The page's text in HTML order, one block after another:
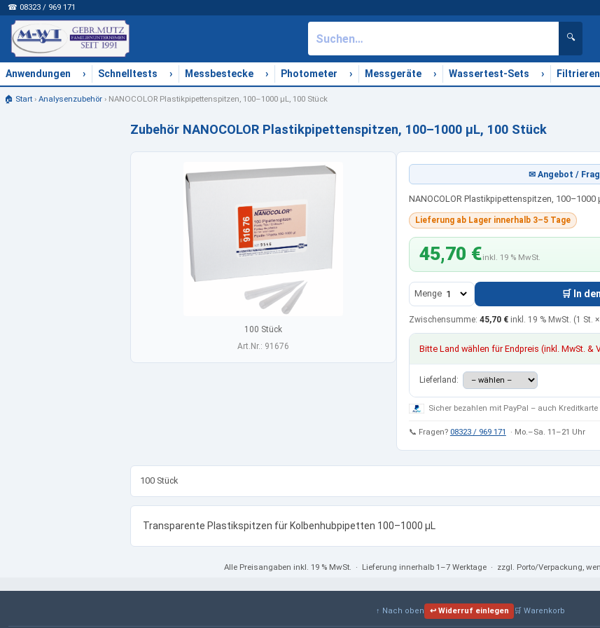
☎ 08323 / 969 171
🔍
Anwendungen › Schnelltests › Messbestecke › Photometer › Messgeräte › Wassertest-Sets › Filtrieren
🏠 Start› Analysenzubehör› NANOCOLOR Plastikpipettenspitzen, 100–1000 µL, 100 Stück
Zubehör NANOCOLOR Plastikpipettenspitzen, 100–1000 µL, 100 Stück
100 Stück
Art.Nr.: 91676
✉ Angebot /
NANOCOLOR Plastikpipettenspitzen, 100–1000
Lieferung ab Lager innerhalb 3–5 Tage
45,70 €inkl. 19 % MwSt.
Menge 🛒 In
Zwischensumme: 45,70 € inkl. 19 % MwSt. (1 St. ×
Bitte Land wählen für Endpreis (inkl. MwSt. &
Lieferland:
Sicher bezahlen mit PayPal – auch
📞 Fragen? 08323 / 969 171 · Mo.–Sa. 11–21 Uhr
100 Stück
Transparente Plastikspitzen für Kolbenhubpipetten 100–1000 μL
Alle Preisangaben inkl. 19 % MwSt. · Lieferung innerhalb 1–7 Werktage · zzgl. Porto/Verpackung,
↑ Nach oben ↩ Widerruf einlegen 🛒 Warenkorb